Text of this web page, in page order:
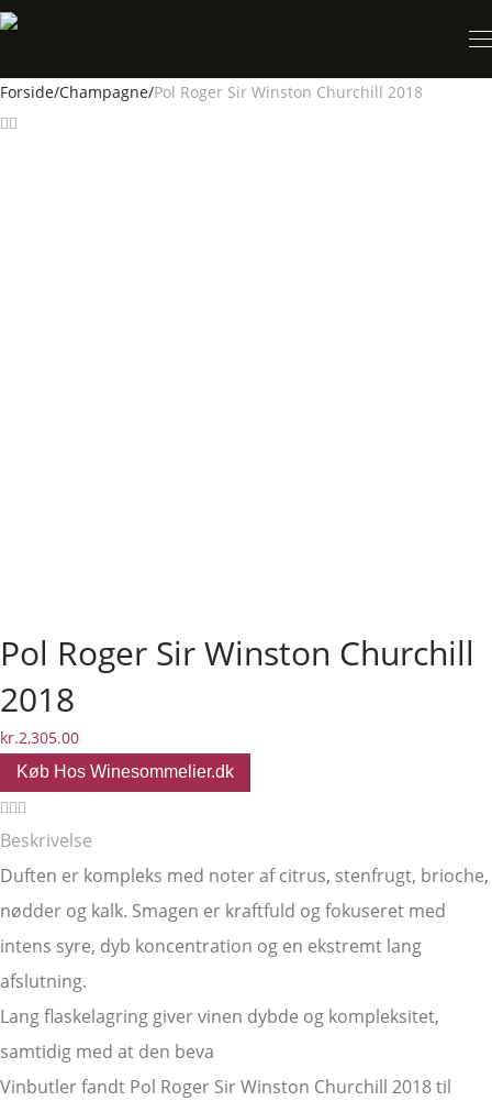
Forside/Champagne/Pol Roger Sir Winston Churchill 2018
Pol Roger Sir Winston Churchill
2018
kr.2,305.00
Køb Hos Winesommelier.dk
Beskrivelse
Duften er kompleks med noter af citrus, stenfrugt, brioche,
nødder og kalk. Smagen er kraftfuld og fokuseret med
intens syre, dyb koncentration og en ekstremt lang
afslutning.
Lang flaskelagring giver vinen dybde og kompleksitet,
samtidig med at den beva
Vinbutler fandt Pol Roger Sir Winston Churchill 2018 til